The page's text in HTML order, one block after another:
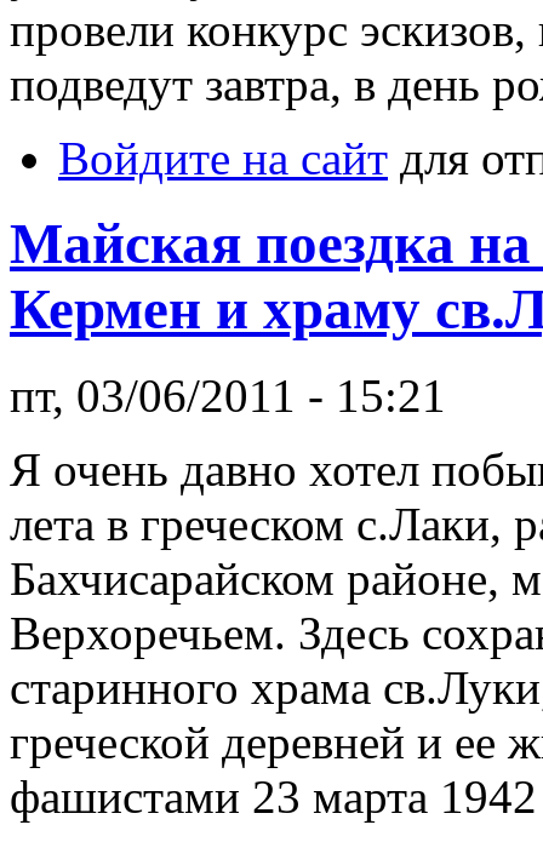
провели конкурс
подведут завтра, в день
Войдите на сайт для
Майская поездка
Кермен и храму
пт, 03/06/2011 - 15:21
Я очень давно хотел
лета в греческом с.Лаки,
Бахчисарайском районе,
Верхоречьем. Здесь
старинного храма
греческой деревней и ее
фашистами 23 марта 1942